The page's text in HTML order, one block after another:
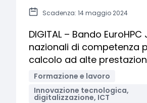
Scadenza: 14 maggio 2024
DIGITAL – Bando EuroHPC
nazionali di competenza
calcolo ad alte
Formazione e lavoro
Innovazione tecnologica,
digitalizzazione, ICT